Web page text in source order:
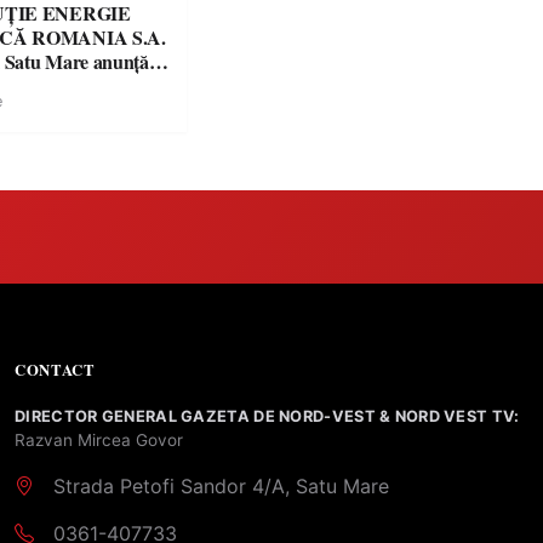
ENERGIE
ROMANIA S.A.
Satu Mare anunţă
CONTACT
DIRECTOR GENERAL GAZETA DE NORD-VEST & NORD VEST TV:
Razvan Mircea Govor
Strada Petofi Sandor 4/A, Satu Mare
0361-407733